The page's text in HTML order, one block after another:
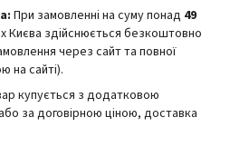
При замовленні на суму понад 49
Києва здійснюється безкоштовно
через сайт та повної
на сайті).
купується з додатковою
за договірною ціною, доставка